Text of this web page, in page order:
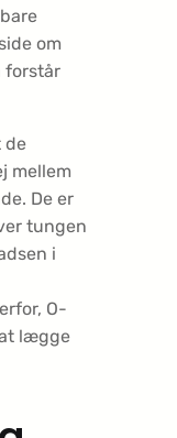
om
forstår
de
mellem
De er
tungen
i
O-
lægge